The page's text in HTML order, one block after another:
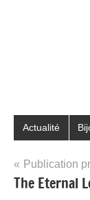
Actualité
Navigation
de
Publication
The Eternal